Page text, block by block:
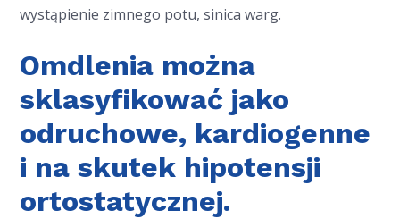
wystąpienie zimnego potu, sinica warg.
Omdlenia można
sklasyfikować jako
odruchowe, kardiogenne
i na skutek hipotensji
ortostatycznej.